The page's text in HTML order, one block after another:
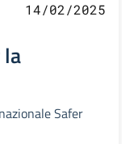
14/02/2025
Safer